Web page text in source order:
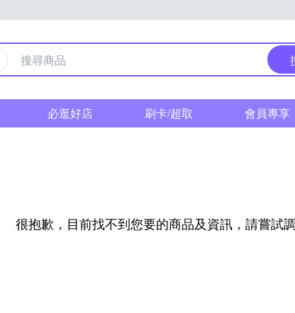
必逛好店 刷卡/超取 會員專享
很抱歉，目前找不到您要的商品及資訊，請嘗試